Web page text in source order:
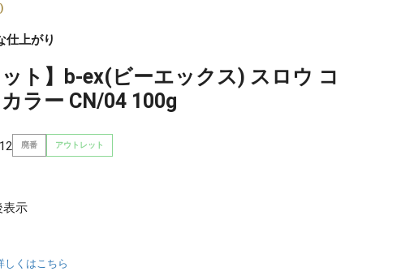
仕上がり
ット】b-ex(ビーエックス) スロウ コ
ラー CN/04 100g
廃番 アウトレット
表示
しくはこちら